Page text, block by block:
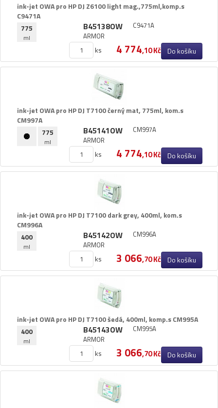
ink-​jet OWA pro HP DJ Z6100 light mag.​,​775ml,​komp.​s
C9471A
775
ml
B45138OW
ARMOR
C9471A
ks 4 774,10 Kč Do košíku
ink-​jet OWA pro HP DJ T7100 černý mat,​ 775ml,​ kom.​s
CM997A
775
ml
B45141OW
ARMOR
CM997A
ks 4 774,10 Kč Do košíku
ink-​jet OWA pro HP DJ T7100 dark grey,​ 400ml,​ kom.​s
CM996A
400
ml
B45142OW
ARMOR
CM996A
ks 3 066,70 Kč Do košíku
ink-​jet OWA pro HP DJ T7100 šedá,​ 400ml,​ komp.​s CM995A
400
ml
B45143OW
ARMOR
CM995A
ks 3 066,70 Kč Do košíku